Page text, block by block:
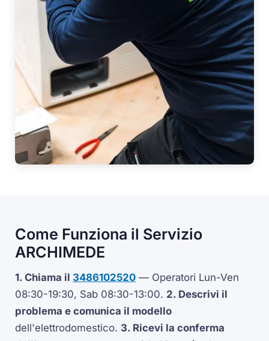
Come Funziona il Servizio
ARCHIMEDE
1. Chiama il 3486102520 — Operatori Lun-Ven
08:30-19:30, Sab 08:30-13:00. 2. Descrivi il
problema e comunica il modello
dell'elettrodomestico. 3. Ricevi la conferma